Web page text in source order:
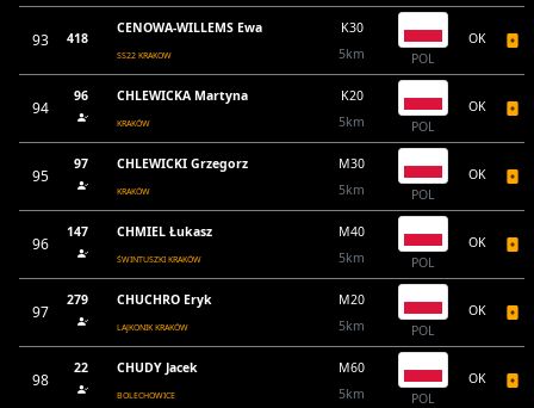
93 418
CENOWA-WILLEMS Ewa
SS22 KRAKOW
K30
5km
POL
OK
94
96 CHLEWICKA Martyna
KRAKÓW
K20
5km
POL
OK
95
97 CHLEWICKI Grzegorz
KRAKÓW
M30
5km
POL
OK
96
147 CHMIEL Łukasz
ŚWINTUSZKI KRAKÓW
M40
5km
POL
OK
97
279 CHUCHRO Eryk
LAJKONIK KRAKÓW
M20
5km
POL
OK
98
22 CHUDY Jacek
BOLECHOWICE
M60
5km
POL
OK